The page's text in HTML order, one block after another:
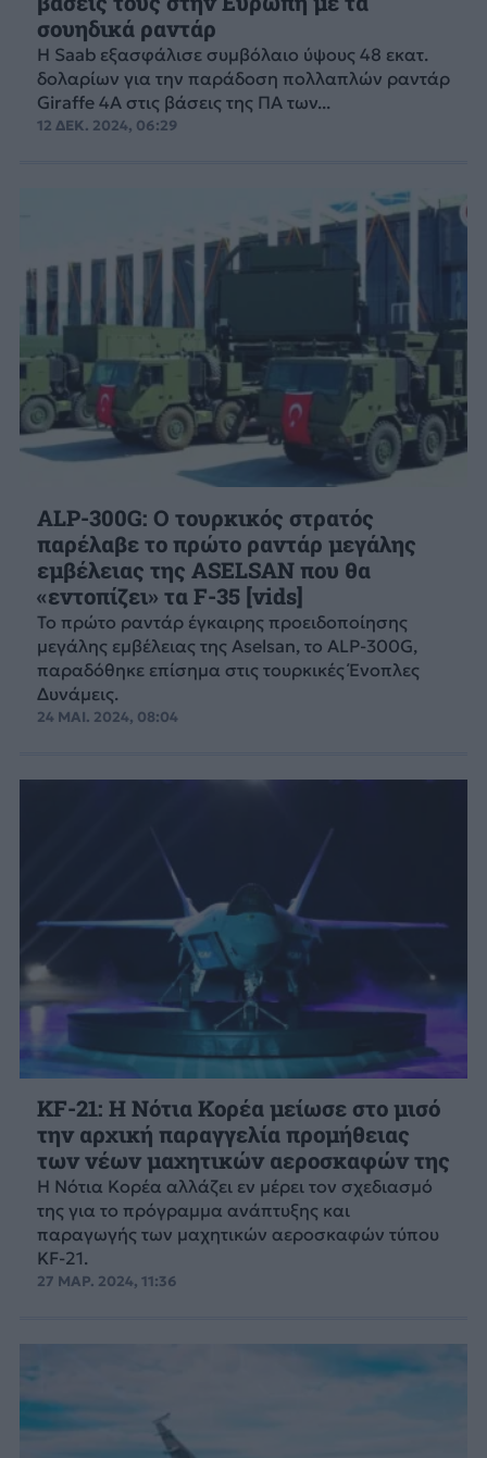
σουηδικά ραντάρ
Η Saab εξασφάλισε συμβόλαιο ύψους 48 εκατ.
δολαρίων για την παράδοση πολλαπλών ραντάρ
Giraffe 4A στις βάσεις της ΠΑ των...
12 ΔΕΚ. 2024, 06:29
ALP-300G: Ο τουρκικός στρατός
παρέλαβε το πρώτο ραντάρ μεγάλης
εμβέλειας της ASELSAN που θα
«εντοπίζει» τα F-35 [vids]
Το πρώτο ραντάρ έγκαιρης προειδοποίησης
μεγάλης εμβέλειας της Aselsan, το ALP-300G,
παραδόθηκε επίσημα στις τουρκικές Ένοπλες
Δυνάμεις.
24 ΜΑΙ. 2024, 08:04
KF-21: Η Νότια Κορέα μείωσε στο μισό
την αρχική παραγγελία προμήθειας
των νέων μαχητικών αεροσκαφών της
Η Νότια Κορέα αλλάζει εν μέρει τον σχεδιασμό
της για το πρόγραμμα ανάπτυξης και
παραγωγής των μαχητικών αεροσκαφών τύπου
KF-21.
27 ΜΑΡ. 2024, 11:36